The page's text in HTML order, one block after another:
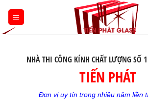
content
NHÀ THI CÔNG KÍNH CHẤT LƯỢNG SỐ
TIẾN PHÁT
Đơn vị uy tín trong nhiều năm liền